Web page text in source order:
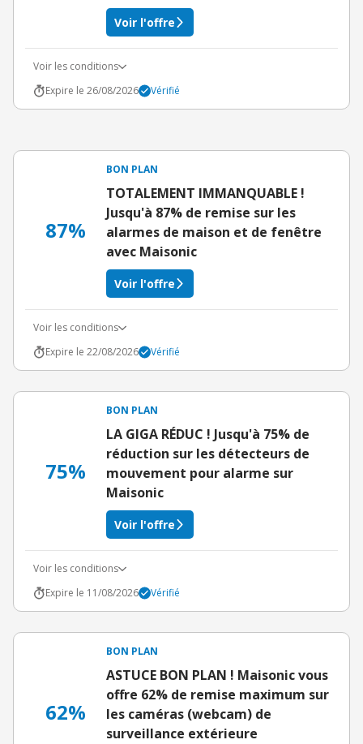
Voir l'offre
Voir les conditions
Expire le 26/08/2026
Vérifié
87%
BON PLAN
TOTALEMENT IMMANQUABLE !
Jusqu'à 87% de remise sur les
alarmes de maison et de fenêtre
avec Maisonic
Voir l'offre
Voir les conditions
Expire le 22/08/2026
Vérifié
75%
BON PLAN
LA GIGA RÉDUC ! Jusqu'à 75% de
réduction sur les détecteurs de
mouvement pour alarme sur
Maisonic
Voir l'offre
Voir les conditions
Expire le 11/08/2026
Vérifié
62%
BON PLAN
ASTUCE BON PLAN ! Maisonic vous
offre 62% de remise maximum sur
les caméras (webcam) de
surveillance extérieure